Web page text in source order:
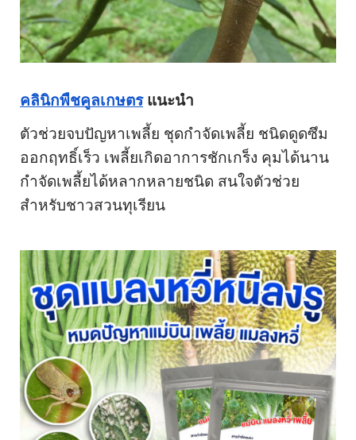
คลินิกพืชคูลเกษตร แนะนำ
ตัวช่วยจบปัญหาเพลี้ย ชุดกำจัดเพลี้ย ชนิดดูดซึม
ออกฤทธิ์เร็ว เพลี้ยเกิดอาการชักเกร็ง คุมได้นาน
กำจัดเพลี้ยได้หลากหลายชนิด สนใจตัวช่วย
สำหรับชาวสวนทุเรียน